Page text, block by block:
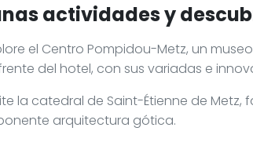
actividades y
el Centro Pompidou-Metz, un
del hotel, con sus variadas e
la catedral de Saint-Étienne de
arquitectura gótica.